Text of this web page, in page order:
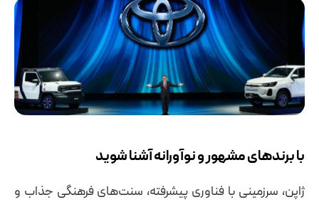
با برندهای مشهور و نوآورانه آشنا شوید
ژاپن، سرزمینی با فناوری پیشرفته، سنت‌های فرهنگی جذاب و